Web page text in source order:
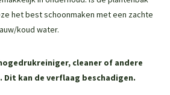
het best schoonmaken met een zachte
koud water.
cleaner of andere
Dit kan de verflaag beschadigen.